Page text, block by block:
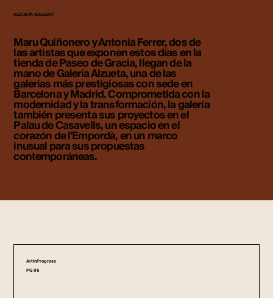
ALZUETA GALLERY
Maru Quiñonero y Antonia Ferrer, dos de
las artistas que exponen estos días en la
tienda de Paseo de Gracia, llegan de la
mano de Galería Alzueta, una de las
galerías más prestigiosas con sede en
Barcelona y Madrid. Comprometida con la
modernidad y la transformación, la galería
también presenta sus proyectos en el
Palau de Casavells, un espacio en el
corazón de l’Empordà, en un marco
inusual para sus propuestas
contemporáneas.
ArtInProgress
PG 96